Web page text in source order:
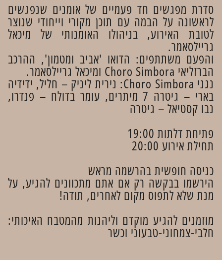
סדרת מפגשים חד פעמיים של אומנים שנפגשים
לראשונה על הבמה עם תוכן מקורי וייחודי שנוצר
לטובת האירוע, בניהולו האומנותי של מיכאל
גריילסאמר.
והפעם משתתפים: הדואו 'אביב ומטמון', ההרכב
הברזליאי Choro Simbora ומיכאל גריילסאמר.
נגני Choro Simbora: נירית ליניק – חליל, ידידיה
בארי – גיטרה 7 מיתרים, עומר בדולח – פנדרו,
נבו קסטיאל – גיטרה
פתיחת דלתות 19:00
תחילת אירוע 20:00
כניסה חופשית בהרשמה מראש
הירשמו בבקשה רק אם אתם מתכוונים להגיע, על
מנת שלא לתפוס מקום לאחרים, תודה!
מוזמנים להגיע מוקדם וליהנות מהמטבח האיכותי:
חלבי-צמחוני-טבעוני וכשר​